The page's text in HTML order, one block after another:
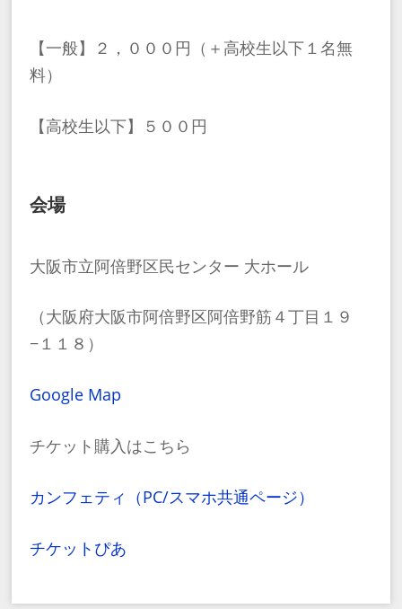
【一般】２，０００円（＋高校生以下１名無
料）
【高校生以下】５００円
会場
大阪市立阿倍野区民センター 大ホール
（大阪府大阪市阿倍野区阿倍野筋４丁目１９
−１１８）
Google Map
チケット購入はこちら
カンフェティ（PC/スマホ共通ページ）
チケットぴあ